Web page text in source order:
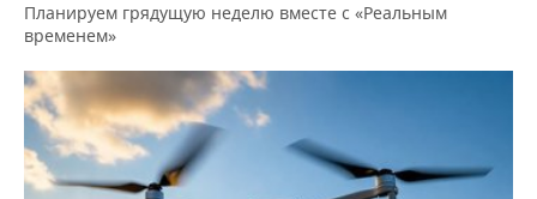
Планируем грядущую неделю вместе с «Реальным
временем»